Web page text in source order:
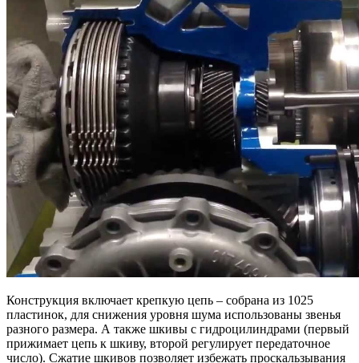
Конструкция включает крепкую цепь – собрана из 1025
пластинок, для снижения уровня шума использованы звенья
разного размера. А также шкивы с гидроцилиндрами (первый
прижимает цепь к шкиву, второй регулирует передаточное
число). Сжатие шкивов позволяет избежать проскальзывания